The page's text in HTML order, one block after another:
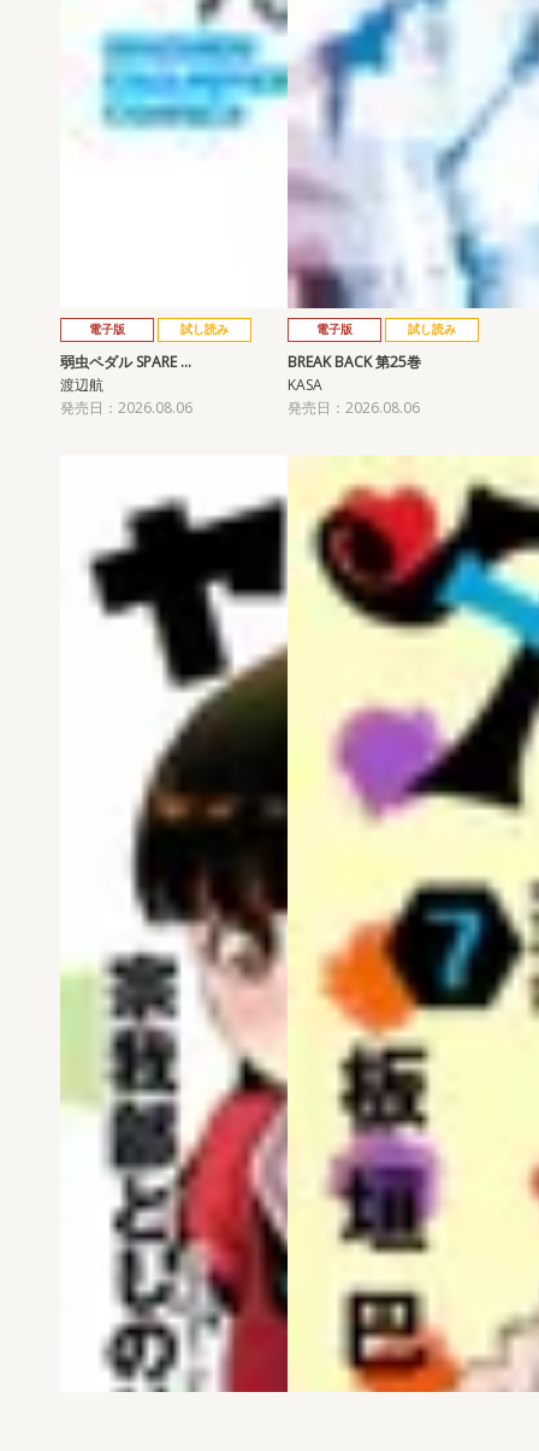
電子版 試し読み
弱虫ペダル SPARE …
渡辺航
発売日：2026.08.06
電子版 試し読み
BREAK BACK 第25巻
KASA
発売日：2026.08.06